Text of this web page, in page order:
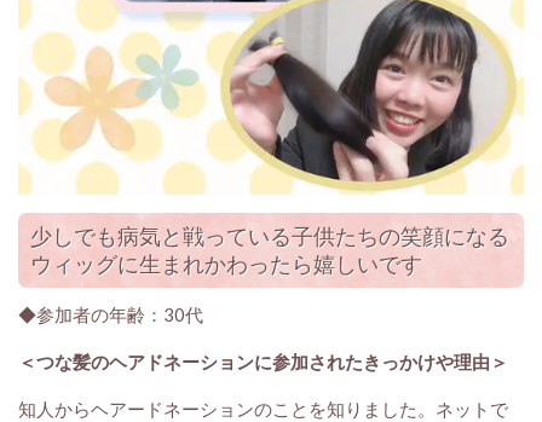
少しでも病気と戦っている子供たちの笑顔になる
ウィッグに生まれかわったら嬉しいです
◆参加者の年齢：30代
＜つな髪のヘアドネーションに参加されたきっかけや理由＞
知人からヘアードネーションのことを知りました。ネットで